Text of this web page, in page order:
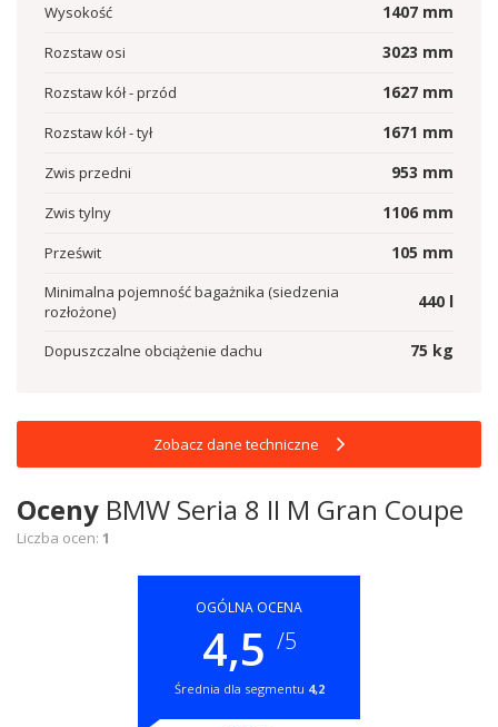
Wysokość 1407 mm
Rozstaw osi 3023 mm
Rozstaw kół - przód 1627 mm
Rozstaw kół - tył 1671 mm
Zwis przedni 953 mm
Zwis tylny 1106 mm
Prześwit 105 mm
Minimalna pojemność bagażnika (siedzenia
rozłożone)
440 l
Dopuszczalne obciążenie dachu 75 kg
Zobacz dane techniczne
Oceny BMW Seria 8 II M Gran Coupe
Liczba ocen: 1
OGÓLNA OCENA
4,5 /5
Średnia dla segmentu 4,2